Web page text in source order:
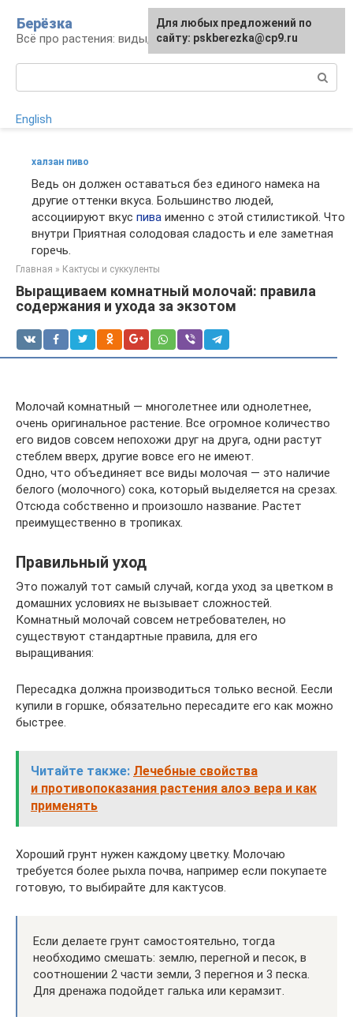
контенту
Берёзка
Всё про растения: виды, выращивание, уход
English
халзан пиво
Ведь он должен оставаться без единого намека на
другие оттенки вкуса. Большинство людей,
ассоциируют вкус пива именно с этой стилистикой. Что
внутри Приятная солодовая сладость и еле заметная
горечь.
Главная » Кактусы и суккуленты
Выращиваем комнатный молочай: правила
содержания и ухода за экзотом
Молочай комнатный — многолетнее или однолетнее,
очень оригинальное растение. Все огромное количество
его видов совсем непохожи друг на друга, одни растут
стеблем вверх, другие вовсе его не имеют.
Одно, что объединяет все виды молочая — это наличие
белого (молочного) сока, который выделяется на срезах.
Отсюда собственно и произошло название. Растет
преимущественно в тропиках.
Правильный уход
Это пожалуй тот самый случай, когда уход за цветком в
домашних условиях не вызывает сложностей.
Комнатный молочай совсем нетребователен, но
существуют стандартные правила, для его
выращивания:
Пересадка должна производиться только весной. Еесли
купили в горшке, обязательно пересадите его как можно
быстрее.
Читайте также: Лечебные свойства
и противопоказания растения алоэ вера и как
применять
Хороший грунт нужен каждому цветку. Молочаю
требуется более рыхла почва, например если покупаете
готовую, то выбирайте для кактусов.
Если делаете грунт самостоятельно, тогда
необходимо смешать: землю, перегной и песок, в
соотношении 2 части земли, 3 перегноя и 3 песка.
Для дренажа подойдет галька или керамзит.
Для любых предложений по
сайту: pskberezka@cp9.ru